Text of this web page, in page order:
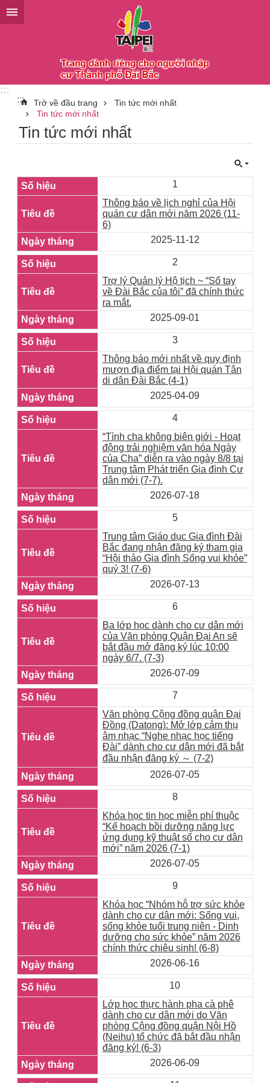
Chuyển đến khối nội dung chính
:::
:::
Trở về đầu trang
Tin tức mới nhất
Tin tức mới nhất
Tin tức mới nhất
1
Thông báo về lịch nghỉ của Hội
quán cư dân mới năm 2026 (11-
6)
2025-11-12
2
Trợ lý Quản lý Hộ tịch ~ “Sổ tay
về Đài Bắc của tôi” đã chính thức
ra mắt.
2025-09-01
3
Thông báo mới nhất về quy định
mượn địa điểm tại Hội quán Tân
di dân Đài Bắc (4-1)
2025-04-09
4
“Tình cha không biên giới - Hoạt
động trải nghiệm văn hóa Ngày
của Cha” diễn ra vào ngày 8/8 tại
Trung tâm Phát triển Gia đình Cư
dân mới (7-7).
2026-07-18
5
Trung tâm Giáo dục Gia đình Đài
Bắc đang nhận đăng ký tham gia
“Hội thảo Gia đình Sống vui khỏe”
quý 3! (7-6)
2026-07-13
6
Ba lớp học dành cho cư dân mới
của Văn phòng Quận Đại An sẽ
bắt đầu mở đăng ký lúc 10:00
ngày 6/7. (7-3)
2026-07-09
7
Văn phòng Cộng đồng quận Đại
Đồng (Datong): Mở lớp cảm thụ
âm nhạc “Nghe nhạc học tiếng
Đài” dành cho cư dân mới đã bắt
đầu nhận đăng ký ～ (7-2)
2026-07-05
8
Khóa học tin học miễn phí thuộc
“Kế hoạch bồi dưỡng năng lực
ứng dụng kỹ thuật số cho cư dân
mới” năm 2026 (7-1)
2026-07-05
9
Khóa học “Nhóm hỗ trợ sức khỏe
dành cho cư dân mới: Sống vui,
sống khỏe tuổi trung niên - Dinh
dưỡng cho sức khỏe” năm 2026
chính thức chiêu sinh! (6-8)
2026-06-16
10
Lớp học thực hành pha cà phê
dành cho cư dân mới do Văn
phòng Cộng đồng quận Nội Hồ
(Neihu) tổ chức đã bắt đầu nhận
đăng ký! (6-3)
2026-06-09